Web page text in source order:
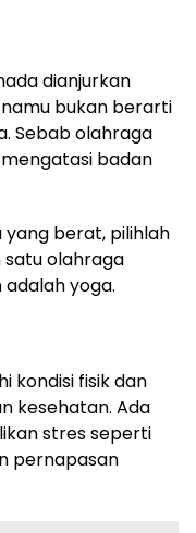
dianjurkan
bukan berarti
Sebab olahraga
badan
yang berat, pilihlah
satu olahraga
yoga.
kondisi fisik dan
kesehatan. Ada
stres seperti
pernapasan